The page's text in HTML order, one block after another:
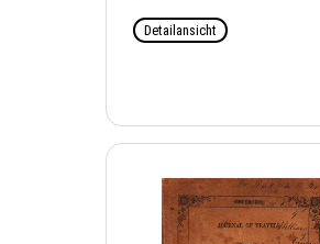
Detailansicht